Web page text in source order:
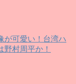
が可愛い！台湾ハ
野村周平か！